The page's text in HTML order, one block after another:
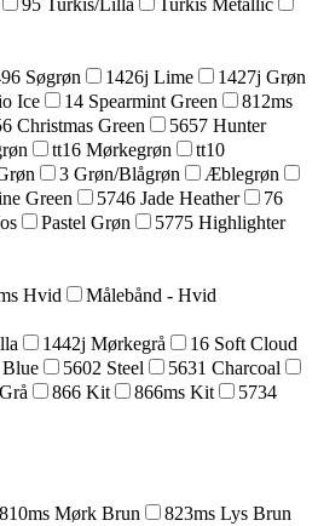
95 Turkis/Lilla
Turkis Metallic
Søgrøn 1426j Lime
1427j Grøn
Ice 14 Spearmint Green
812ms
Christmas Green
5657 Hunter
tt16 Mørkegrøn
tt10
3 Grøn/Blågrøn
Æblegrøn
Green 5746 Jade Heather
76
Pastel Grøn
5775 Highlighter
Hvid
Målebånd - Hvid
1442j Mørkegrå
16 Soft Cloud
5602 Steel
5631 Charcoal
866 Kit 866ms Kit
5734
810ms Mørk Brun
823ms Lys Brun